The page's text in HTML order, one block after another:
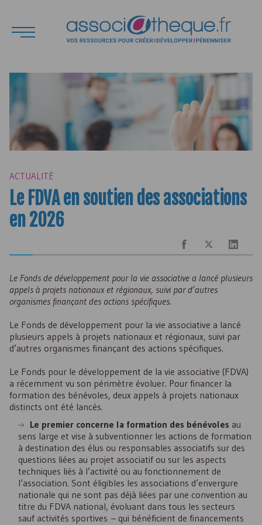
ACTUALITÉ
Le FDVAen soutien des associations
en 2026
Le Fonds de développement pour la vie associative a lancé plusieurs
appels à projets nationaux et régionaux, suivi par d’autres
organismes finançant des actions spécifiques.
Le Fonds de développement pour la vie associative a lancé
plusieurs appels à projets nationaux et régionaux, suivi par
d’autres organismes finançant des actions spécifiques.
Le Fonds pour le développement de la vie associative (FDVA)
a récemment vu son périmètre évoluer. Pour financer la
formation des bénévoles, deux appels à projets nationaux
distincts ont été lancés.
Le premier concerne la formation des bénévoles au
sens large et vise à subventionner les actions de formation
à destination des élus ou responsables associatifs sur des
questions liées au projet associatif ou sur les aspects
techniques liés à l’activité ou au fonctionnement de
l’association. Sont éligibles les associations d’envergure
nationale qui ne sont pas déjà liées par une convention au
titre du FDVA national, évoluant dans tous les secteurs
sauf activités sportives – qui bénéficient de financements